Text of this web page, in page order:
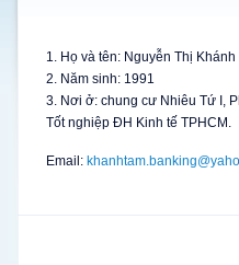
1. Họ và tên: Nguyễn Thị Khánh
2. Năm sinh: 1991
3. Nơi ở: chung cư Nhiêu Tứ I,
Tốt nghiệp ĐH Kinh tế TPHCM.
Email: